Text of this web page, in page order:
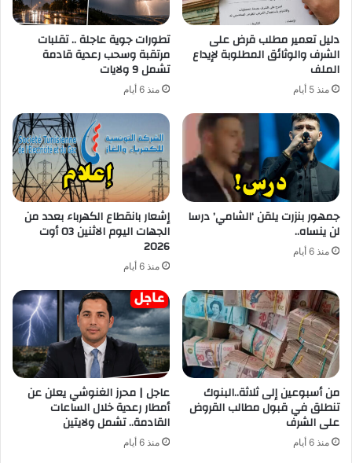
دليل تعمير مطلب قرض على
الشرف والوثائق المطلوبة لإيداع
الملف
منذ 5 أيام
تطورات جوية عاجلة .. تقلبات
مرتقبة وسحب رعدية قادمة
تشمل 9 ولايات
منذ 6 أيام
جمهور بنزرت يلقن ‘الشامي’ درسا
لن ينساه..
منذ 6 أيام
إشعار بانقطاع الكهرباء بعدد من
الجهات اليوم الاثنين 03 أوت
2026
منذ 6 أيام
من أسبوعين إلى ثلاثة..البنوك
تنطلق في قبول مطالب القروض
على الشرف
منذ 6 أيام
عاجل | محرز الغنوشي يعلن عن
أمطار رعدية خلال الساعات
القادمة.. تشمل ولايتين
منذ 6 أيام